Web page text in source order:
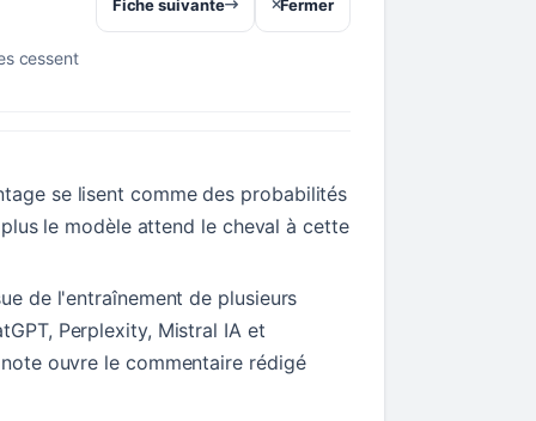
cessent
Fiche suivante Fermer
se lisent comme des probabilités
le modèle attend le cheval à cette
de l'entraînement de plusieurs
Perplexity, Mistral IA et
ouvre le commentaire rédigé